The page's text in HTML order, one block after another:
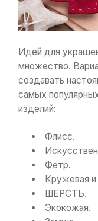
Идей для
множество.
создавать
самых
изделий:
Флисс.
Фетр.
Кружевая и
ШЕРСТЬ.
Экокожая.